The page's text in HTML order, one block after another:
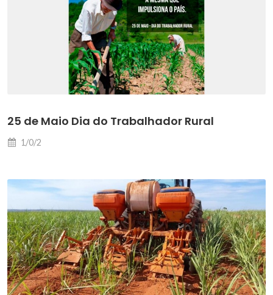
25 de Maio Dia do Trabalhador Rural
1/0/2